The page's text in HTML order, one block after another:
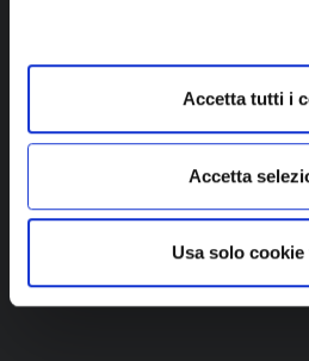
Accetta tutti i
Accetta
Usa solo